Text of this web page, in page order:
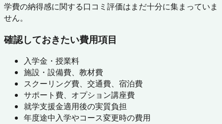
学費の納得感に関する口コミ評価はまだ十分に集まっていま
せん。
確認しておきたい費用項目
入学金・授業料
施設・設備費、教材費
スクーリング費、交通費、宿泊費
サポート費、オプション講座費
就学支援金適用後の実質負担
年度途中入学やコース変更時の費用